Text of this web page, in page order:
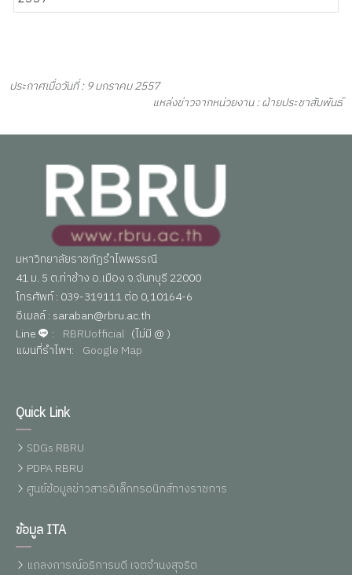
ประกาศเมื่อวันที่ : 9 มกราคม 2557
แหล่งข่าวจากหน่วยงาน : ฝ่ายประชาสัมพันธ์
มหาวิทยาลัยราชภัฏรำไพพรรณี
41 ม. 5 ต.ท่าช้าง อ.เมือง จ.จันทบุรี 22000
โทรศัพท์ : 039-319111 ต่อ 0,10164-6
อีเมลล์ : saraban@rbru.ac.th
Line
: RBRUofficial (ไม่มี @ )
แผนที่รำไพฯ: Google Map
Quick Link
SDGs RBRU
PDPA RBRU
ศูนย์ข้อมูลข่าวสารอิเล็กทรอนิกส์ทางราชการ
ข้อมูล ITA
แถลงการณ์อธิการบดี เจตจำนงสุจริต